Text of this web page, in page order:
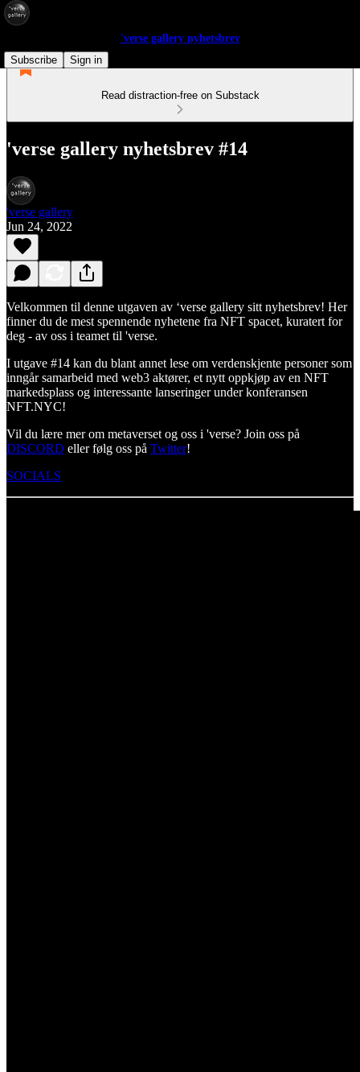
'verse gallery nyhetsbrev
Subscribe
Sign in
Read distraction-free on Substack
'verse gallery nyhetsbrev #14
'verse gallery
Jun 24, 2022
Velkommen til denne utgaven av ‘verse gallery sitt nyhetsbrev! Her
finner du de mest spennende nyhetene fra NFT spacet, kuratert for
deg - av oss i teamet til 'verse.
I utgave #14 kan du blant annet lese om verdenskjente personer som
inngår samarbeid med web3 aktører, et nytt oppkjøp av en NFT
markedsplass og interessante lanseringer under konferansen
NFT.NYC!
Vil du lære mer om metaverset og oss i 'verse? Join oss på
DISCORD eller følg oss på Twitter!
SOCIALS